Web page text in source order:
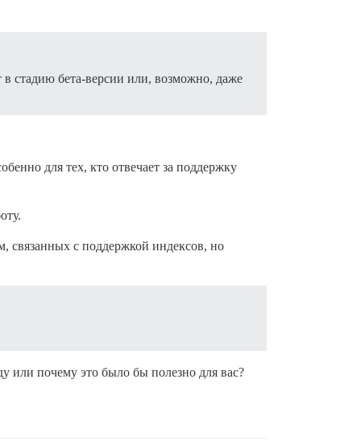
в стадию бета-версии или, возможно, даже
для тех, кто отвечает за поддержку
связанных с поддержкой индексов, но
или почему это было бы полезно для вас?